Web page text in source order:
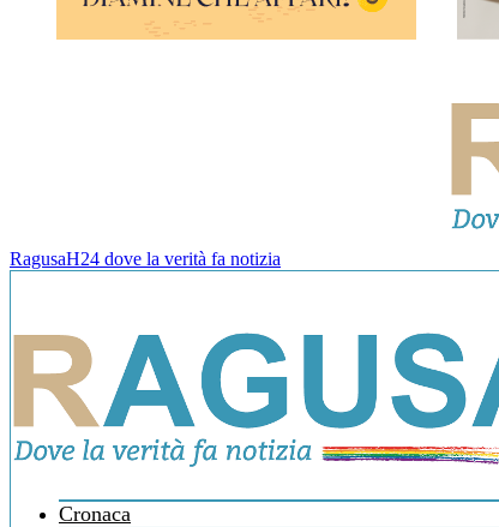
RagusaH24 dove la verità fa notizia
Cronaca